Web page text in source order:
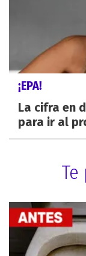
¡EPA!
La cifra en
para ir al